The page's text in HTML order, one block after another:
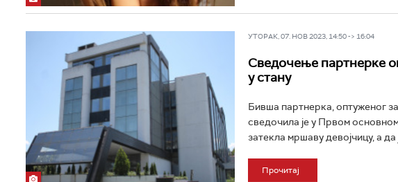
УТОРАК, 07. НОВ 2023, 14:50 -> 16:04
Сведочење партнерке
у стану
Бивша партнерка, оптуженог
сведочила је у Првом
затекла мршаву девојчицу, а да
Прочитај